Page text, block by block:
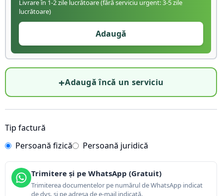
Livrare în 1-2 zile lucrătoare (fără serviciu urgent: 3-5 zile
lucrătoare)
Adaugă
+Adaugă încă un serviciu
Tip factură
Persoană fizică
Persoană juridică
Trimitere și pe WhatsApp (Gratuit)
Trimiterea documentelor pe numărul de WhatsApp indicat
de dvs. și pe adresa de e-mail indicată.